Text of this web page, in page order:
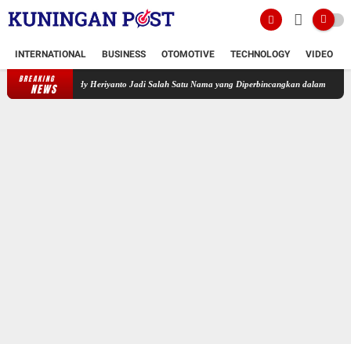
INTERNATIONAL BUSINESS OTOMOTIVE TECHNOLOGY VIDEO
BREAKING
NEWS
Rudy Heriyanto Jadi Salah Satu Nama yang Diperbincangkan dalam Bursa Calon Kapolri